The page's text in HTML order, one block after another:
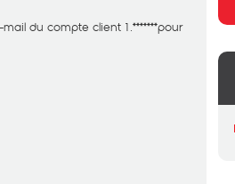
du compte client 1.*******pour